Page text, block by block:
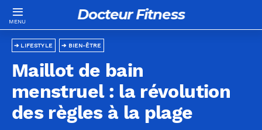
Docteur Fitness
BIEN-ÊTRE
LIFESTYLE
Maillot de bain
menstruel : la révolution
des règles à la plage